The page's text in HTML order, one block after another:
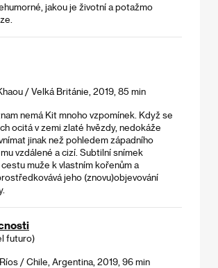
jakou je životní a potažmo
/ Velká Británie, 2019, 85 min
nemá Kit mnoho vzpomínek. Když se
ocitá v zemi zlaté hvězdy, nedokáže
jinak než pohledem západního
vzdálené a cizí. Subtilní snímek
muže k vlastním kořenům a
jeho (znovu)objevování
futuro)
/ Chile, Argentina, 2019, 96 min